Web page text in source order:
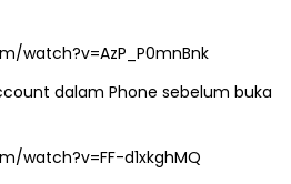
watch?v=AzP_P0mnBnk
dalam Phone sebelum buka
watch?v=FF-d1xkghMQ